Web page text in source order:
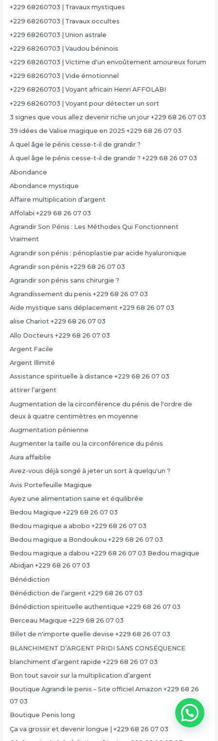
+229 68260703 | Travaux mystiques
+229 68260703 | Travaux occultes
+229 68260703 | Union astrale
+229 68260703 | Vaudou béninois
+229 68260703 | Victime d'un envoûtement amoureux forum
+229 68260703 | Vide émotionnel
+229 68260703 | Voyant africain Henri AFFOLABI
+229 68260703 | Voyant pour détecter un sort
3 signes que vous allez devenir riche un jour +229 68 26 07 03
39 idées de Valise magique en 2025 +229 68 26 07 03
À quel âge le pénis cesse-t-il de grandir ?
À quel âge le pénis cesse-t-il de grandir ? +229 68 26 07 03
Abondance
Abondance mystique
Affaire multiplication d’argent
Affolabi +229 68 26 07 03
Agrandir Son Pénis : Les Méthodes Qui Fonctionnent
Vraiment
Agrandir son pénis : pénoplastie par acide hyaluronique
Agrandir son pénis +229 68 26 07 03
Agrandir son pénis sans chirurgie ?
Agrandissement du penis +229 68 26 07 03
Aide mystique sans déplacement +229 68 26 07 03
alise Chariot +229 68 26 07 03
Allo Docteurs +229 68 26 07 03
Argent Facile
Argent Illimité
Assistance spirituelle à distance +229 68 26 07 03
attirer l’argent
Augmentation de la circonférence du pénis de l'ordre de
deux à quatre centimètres en moyenne
Augmentation pénienne
Augmenter la taille ou la circonférence du pénis
Aura affaiblie
Avez-vous déjà songé à jeter un sort à quelqu'un ?
Avis Portefeuille Magique
Ayez une alimentation saine et équilibrée
Bedou Magique +229 68 26 07 03
Bedou magique a abobo +229 68 26 07 03
Bedou magique a Bondoukou +229 68 26 07 03
Bedou magique a dabou +229 68 26 07 03 Bedou magique
Abidjan +229 68 26 07 03
Bénédiction
Bénédiction de l’argent +229 68 26 07 03
Bénédiction spirituelle authentique +229 68 26 07 03
Berceau Magique +229 68 26 07 03
Billet de n'importe quelle devise +229 68 26 07 03
BLANCHIMENT D’ARGENT PRIDI SANS CONSÉQUENCE
blanchiment d’argent rapide +229 68 26 07 03
Bon tout savoir sur la multiplication d’argent
Boutique Agrandi le penis – Site officiel Amazon +229 68 26
07 03
Boutique Penis long
Ça va grossir et devenir longue | +229 68 26 07 03